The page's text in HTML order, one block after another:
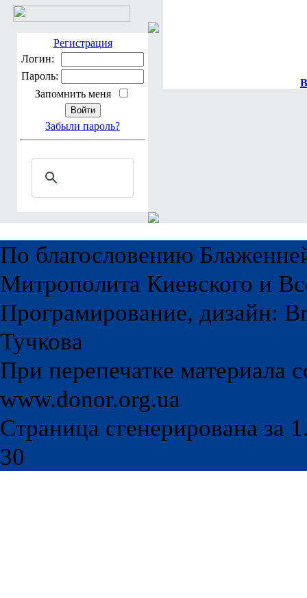
Регистрация
Логин:
Пароль:
Запомнить меня
Забыли пароль?
По благословению
Митрополита Киевского и
Програмирование, дизайн:
Тучкова
При перепечатке материала
www.donor.org.ua
Страница сгенерирована за
30